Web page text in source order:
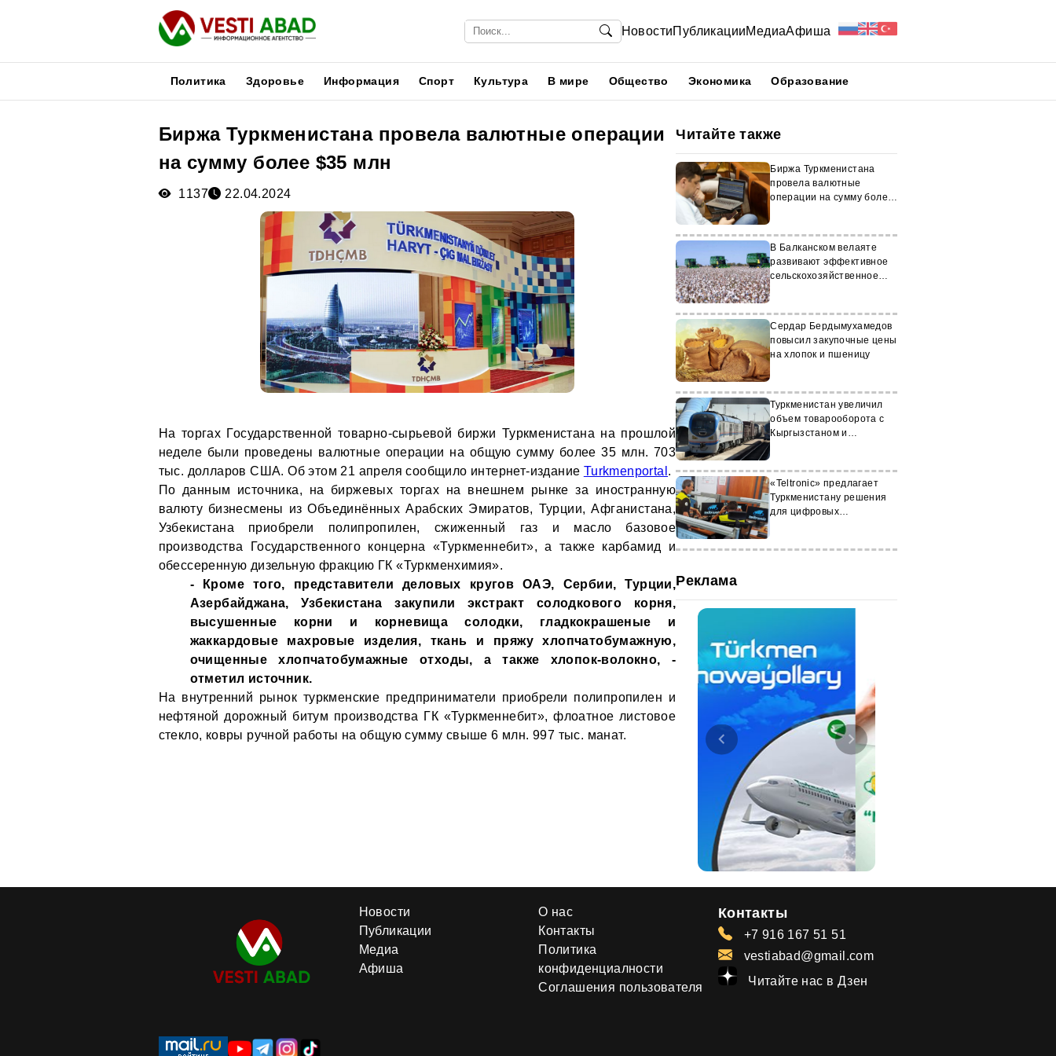
НовостиПубликацииМедиаАфиша
Политика Здоровье Информация Спорт Культура В мире Общество Экономика Образование
Биржа Туркменистана провела валютные операции
на сумму более $35 млн
1137 22.04.2024
На торгах Государственной товарно-сырьевой биржи Туркменистана на прошлой
неделе были проведены валютные операции на общую сумму более 35 млн. 703
тыс. долларов США. Об этом 21 апреля сообщило интернет-издание Turkmenportal .
По данным источника, на биржевых торгах на внешнем рынке за иностранную
валюту бизнесмены из Объединённых Арабских Эмиратов, Турции, Афганистана,
Узбекистана приобрели полипропилен, сжиженный газ и масло базовое
производства Государственного концерна «Туркменнебит», а также карбамид и
обессеренную дизельную фракцию ГК «Туркменхимия».
- Кроме того, представители деловых кругов ОАЭ, Сербии, Турции,
Азербайджана, Узбекистана закупили экстракт солодкового корня,
высушенные корни и корневища солодки, гладкокрашеные и
жаккардовые махровые изделия, ткань и пряжу хлопчатобумажную,
очищенные хлопчатобумажные отходы, а также хлопок-волокно, -
отметил источник.
На внутренний рынок туркменские предприниматели приобрели полипропилен и
нефтяной дорожный битум производства ГК «Туркменнебит», флоатное листовое
стекло, ковры ручной работы на общую сумму свыше 6 млн. 997 тыс. манат.
Читайте также
Биржа Туркменистана
провела валютные
операции на сумму более
В Балканском велаяте
развивают эффективное
сельскохозяйственное
Сердар Бердымухамедов
повысил закупочные цены
на хлопок и пшеницу
Туркменистан увеличил
объем товарооборота с
Кыргызстаном и
«Teltronic» предлагает
Туркменистану решения
для цифровых
Реклама
Новости
Публикации
Медиа
Афиша
О нас
Контакты
Политика
конфиденциалности
Соглашения пользователя
Контакты
+7 916 167 51 51
vestiabad@gmail.com
Читайте нас в Дзен